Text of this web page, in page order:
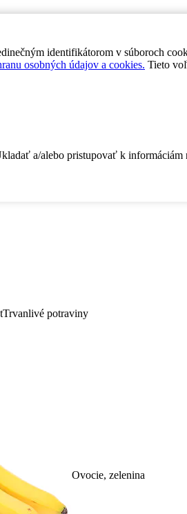
identifikátorom v súboroch
osobných údajov a cookies. Tieto
a/alebo pristupovať k informáciám
Trvanlivé potraviny
Ovocie, zelenina